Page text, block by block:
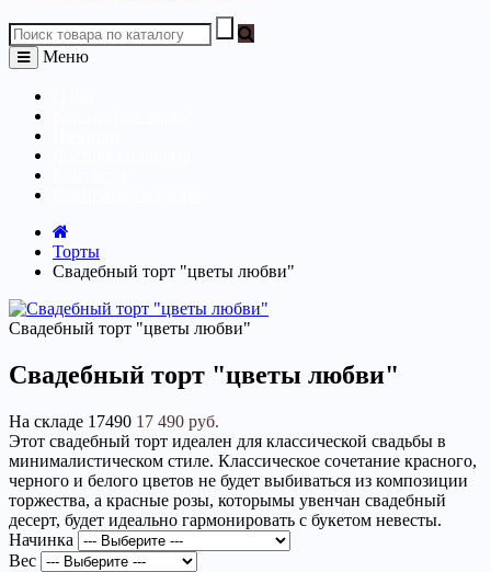
Меню
Торты
Свадебный торт "цветы любви"
Свадебный торт "цветы любви"
Свадебный торт "цветы любви"
На складе 17490 17 490 руб.
Этот свадебный торт идеален для классической свадьбы в
минималистическом стиле. Классическое сочетание красного,
черного и белого цветов не будет выбиваться из композиции
торжества, а красные розы, которымы увенчан свадебный
десерт, будет идеально гармонировать с букетом невесты.
Начинка
Вес